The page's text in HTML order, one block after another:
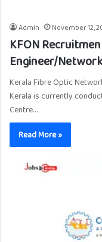
Admin November 12,
KFON
Engineer/
Kerala Fibre Optic
Kerala is currently
Centre…
Read More »